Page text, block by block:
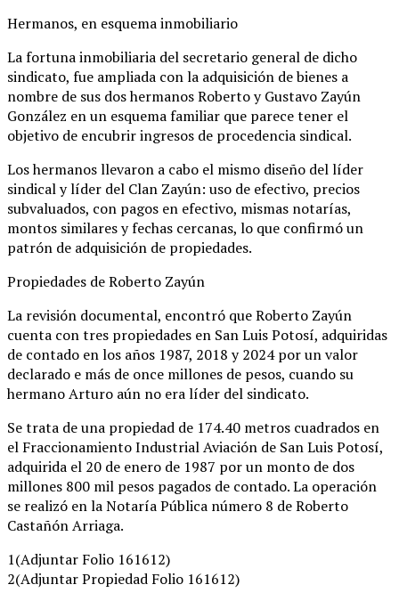
Hermanos, en esquema inmobiliario
La fortuna inmobiliaria del secretario general de dicho
sindicato, fue ampliada con la adquisición de bienes a
nombre de sus dos hermanos Roberto y Gustavo Zayún
González en un esquema familiar que parece tener el
objetivo de encubrir ingresos de procedencia sindical.
Los hermanos llevaron a cabo el mismo diseño del líder
sindical y líder del Clan Zayún: uso de efectivo, precios
subvaluados, con pagos en efectivo, mismas notarías,
montos similares y fechas cercanas, lo que confirmó un
patrón de adquisición de propiedades.
Propiedades de Roberto Zayún
La revisión documental, encontró que Roberto Zayún
cuenta con tres propiedades en San Luis Potosí, adquiridas
de contado en los años 1987, 2018 y 2024 por un valor
declarado e más de once millones de pesos, cuando su
hermano Arturo aún no era líder del sindicato.
Se trata de una propiedad de 174.40 metros cuadrados en
el Fraccionamiento Industrial Aviación de San Luis Potosí,
adquirida el 20 de enero de 1987 por un monto de dos
millones 800 mil pesos pagados de contado. La operación
se realizó en la Notaría Pública número 8 de Roberto
Castañón Arriaga.
1(Adjuntar Folio 161612)
2(Adjuntar Propiedad Folio 161612)